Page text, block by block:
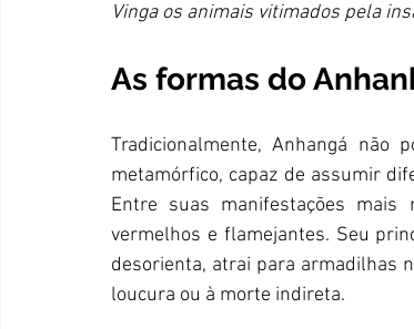
Vinga os animais vitimados pela
As formas do
Tradicionalmente, Anhangá
metamórfico, capaz de assumir
Entre suas manifestações
vermelhos e flamejantes. Seu
desorienta, atrai para armadilhas
loucura ou à morte indireta.